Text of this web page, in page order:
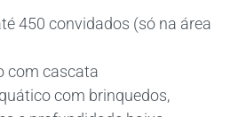
450 convidados (só na área
com cascata
com brinquedos,